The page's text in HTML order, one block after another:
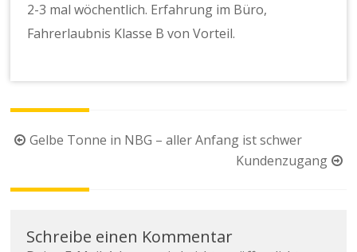
2-3 mal wöchentlich. Erfahrung im Büro,
Fahrerlaubnis Klasse B von Vorteil.
Beitragsnavigation
Gelbe Tonne in NBG – aller Anfang ist schwer
Kundenzugang
Schreibe einen Kommentar